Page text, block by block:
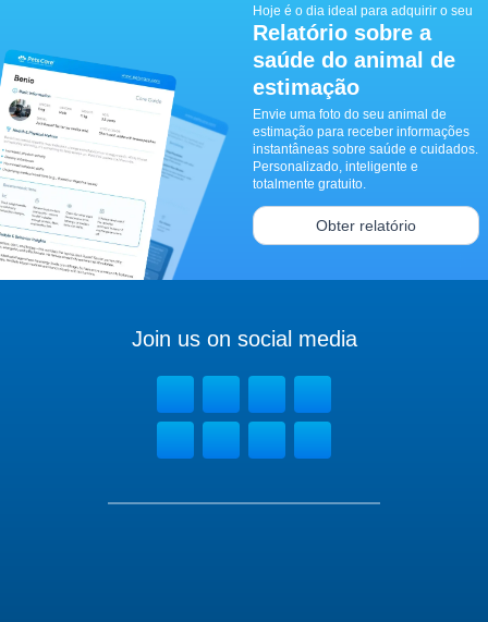
Hoje é o dia ideal para adquirir o seu
Relatório sobre a
saúde do animal de
estimação
Envie uma foto do seu animal de
estimação para receber informações
instantâneas sobre saúde e cuidados.
Personalizado, inteligente e
totalmente gratuito.
Obter relatório
Join us on social media